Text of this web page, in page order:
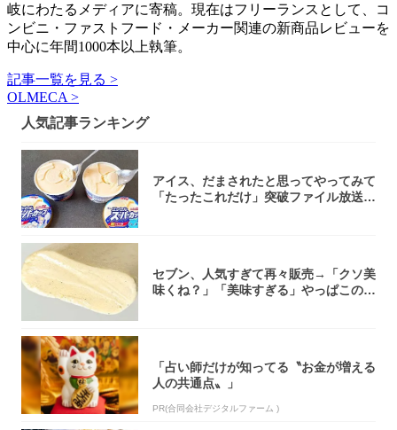
岐にわたるメディアに寄稿。現在はフリーランスとして、コ
ンビニ・ファストフード・メーカー関連の新商品レビューを
中心に年間1000本以上執筆。
記事一覧を見る >
OLMECA >
人気記事ランキング
アイス、だまされたと思ってやってみて
「たったこれだけ」突破ファイル放送で
セブン、人気すぎて再々販売→「クソ美
味くね？」「美味すぎる」やっぱこのク
「占い師だけが知ってる〝お金が増える
人の共通点〟」
PR(合同会社デジタルファーム )